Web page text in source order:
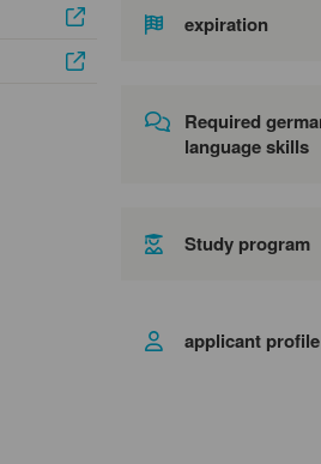
expiration
Required
language skills
Study program
applicant profile